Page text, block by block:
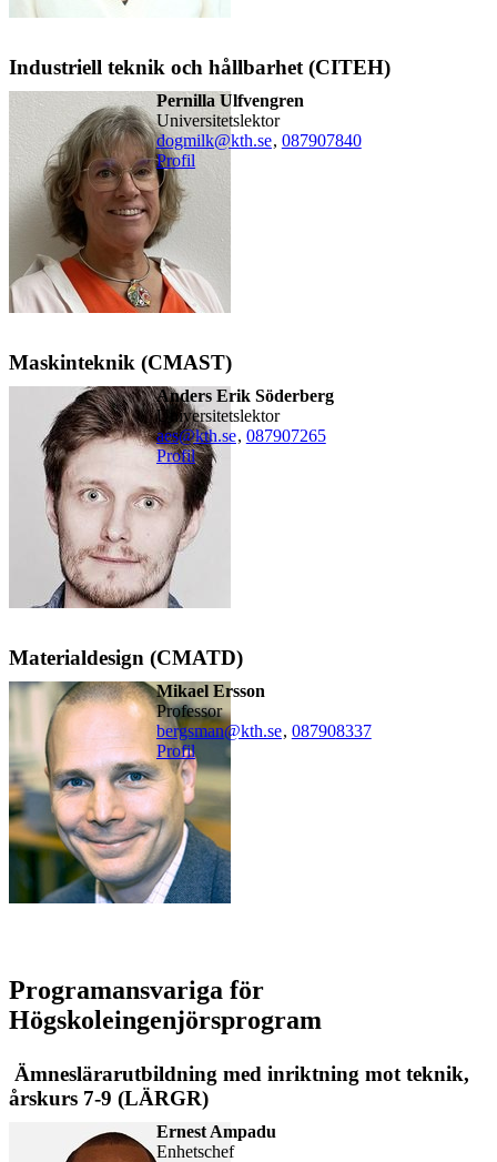
Industriell teknik och hållbarhet (CITEH)
Pernilla Ulfvengren
universitetslektor
dogmilk@kth.se, 087907840
Profil
Maskinteknik (CMAST)
Anders Erik Söderberg
universitetslektor
aes@kth.se, 087907265
Profil
Materialdesign (CMATD)
Mikael Ersson
professor
bergsman@kth.se, 087908337
Profil
Programansvariga för
Högskoleingenjörsprogram
Ämneslärarutbildning med inriktning mot teknik,
årskurs 7-9 (LÄRGR)
Ernest Ampadu
enhetschef